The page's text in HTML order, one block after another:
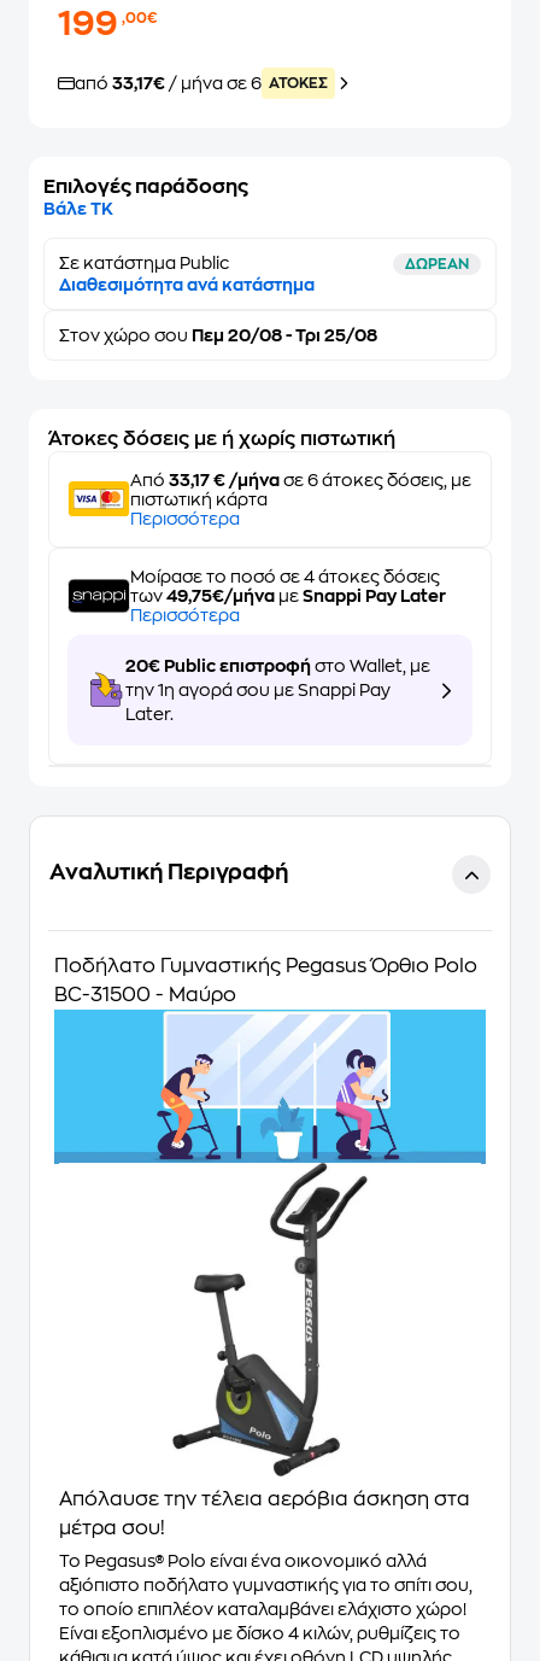
199,00€
από 33,17€ / μήνα σε 6 ATOKEΣ
Επιλογές παράδοσης
Βάλε ΤΚ
Σε κατάστημα Public ΔΩΡΕΑΝ
Διαθεσιμότητα ανά κατάστημα
Στον χώρο σου Πεμ 20/08 - Τρι 25/08
Άτοκες δόσεις με ή χωρίς πιστωτική
Από 33,17 € /μήνα σε 6 άτοκες δόσεις, με
πιστωτική κάρτα
Περισσότερα
Μοίρασε το ποσό σε 4 άτοκες δόσεις
των 49,75€/μήνα με Snappi Pay Later
Περισσότερα
20€ Public επιστροφή στο Wallet, με
την 1η αγορά σου με Snappi Pay
Later.
Αναλυτική Περιγραφή
Ποδήλατο Γυμναστικής Pegasus Όρθιο Polo
BC-31500 - Μαύρο
Απόλαυσε την τέλεια αερόβια άσκηση στα
μέτρα σου!
Το Pegasus® Polo είναι ένα οικονομικό αλλά
αξιόπιστο ποδήλατο γυμναστικής για το σπίτι σου,
το οποίο επιπλέον καταλαμβάνει ελάχιστο χώρο!
Είναι εξοπλισμένο με δίσκο 4 κιλών, ρυθμίζεις το
κάθισμα κατά ύψος και έχει οθόνη LCD υψηλής